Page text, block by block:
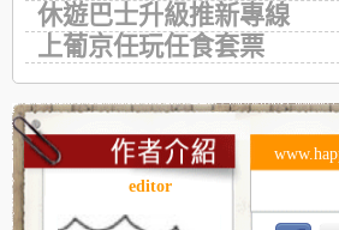
休遊巴士升級推新專線
上葡京任玩任食套票
editor